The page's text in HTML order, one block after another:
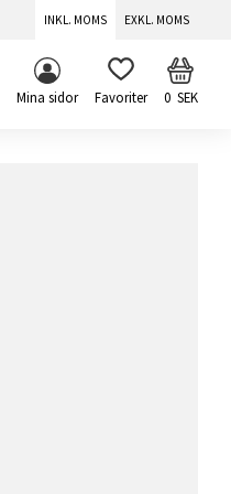
INKL. MOMS EXKL. MOMS
Mina sidor FAVORITER 0SEK